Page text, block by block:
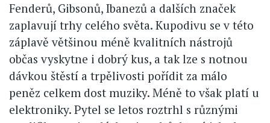
Fenderů, Gibsonů, Ibanezů a dalších značek
zaplavují trhy celého světa. Kupodivu se v této
záplavě většinou méně kvalitních nástrojů
občas vyskytne i dobrý kus, a tak lze s notnou
dávkou štěstí a trpělivosti pořídit za málo
peněz celkem dost muziky. Méně to však platí u
elektroniky. Pytel se letos roztrhl s různými